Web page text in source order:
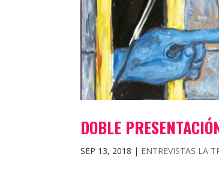
DOBLE
SEP 13, 2018 | ENTREVISTAS LA